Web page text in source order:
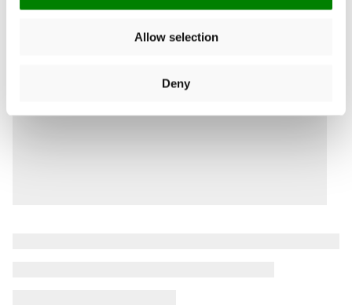
Allow selection
Deny